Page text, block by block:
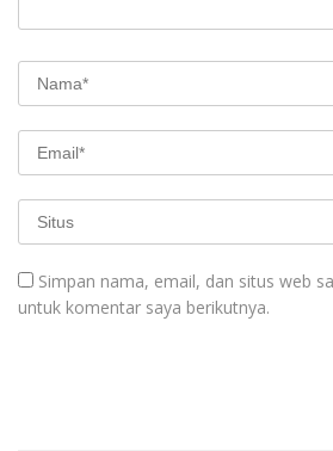
Simpan nama, email, dan situs web
untuk komentar saya berikutnya.